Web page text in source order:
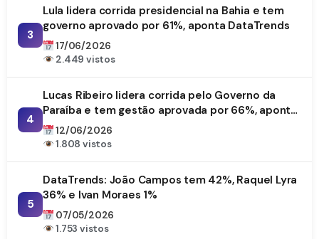
3
Lula lidera corrida presidencial na Bahia e tem
governo aprovado por 61%, aponta DataTrends
17/06/2026
2.449 vistos
4
Lucas Ribeiro lidera corrida pelo Governo da
Paraíba e tem gestão aprovada por 66%, aponta
DataTrends
12/06/2026
1.808 vistos
5
DataTrends: João Campos tem 42%, Raquel Lyra
36% e Ivan Moraes 1%
07/05/2026
1.753 vistos